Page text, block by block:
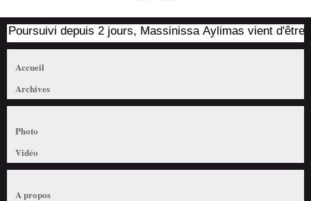
Poursuivi depuis 2 jours, Massinissa Aylimas vient d'être
Accueil
Archives
Photo
Vidéo
A propos